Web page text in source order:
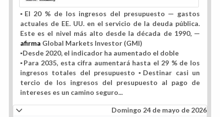
▪️ El 20 % de los ingresos del presupuesto — gastos
actuales de EE. UU. en el servicio de la deuda pública.
Este es el nivel más alto desde la década de 1990, —
afirma Global Markets Investor (GMI)
▪️Desde 2020, el indicador ha aumentado el doble
▪️Para 2035, esta cifra aumentará hasta el 29 % de los
ingresos totales del presupuesto ▪️Destinar casi un
tercio de los ingresos del presupuesto al pago de
intereses es un camino seguro...
Domingo 24 de mayo de 2026